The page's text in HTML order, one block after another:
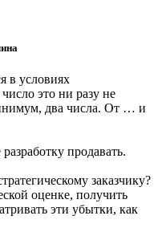
в условиях
это ни разу не
два числа. От … и
продавать.
заказчику?
оценке, получить
эти убытки, как